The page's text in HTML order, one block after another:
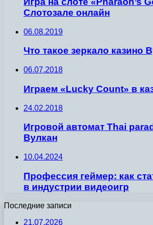
Слотозале онлайн
06.08.2019
Что такое зеркало казино
06.07.2018
Играем «Lucky Count» в
24.02.2018
Игровой автомат Thai
Вулкан
10.04.2024
Профессия геймер: как
в индустрии видеоигр
Последние записи
21.07.2026